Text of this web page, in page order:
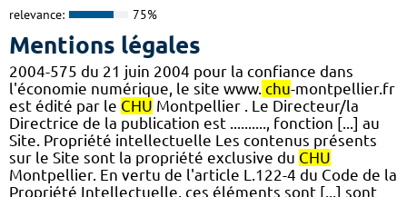
relevance: 75%
Mentions légales
2004-575 du 21 juin 2004 pour la confiance dans
l'économie numérique, le site www. chu-montpellier.fr
est édité par le CHU Montpellier . Le Directeur/la
Directrice de la publication est .........., fonction [...] au
Site. Propriété intellectuelle Les contenus présents
sur le Site sont la propriété exclusive du CHU
Montpellier. En vertu de l'article L.122-4 du Code de la
Propriété Intellectuelle, ces éléments sont [...] sont